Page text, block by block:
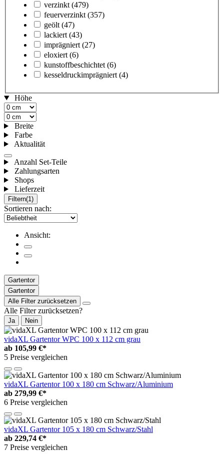
verzinkt (479)
feuerverzinkt (357)
geölt (47)
lackiert (43)
imprägniert (27)
eloxiert (6)
kunstoffbeschichtet (6)
kesseldruckimprägniert (4)
Höhe
Breite
Farbe
Aktualität
Anzahl Set-Teile
Zahlungsarten
Shops
Lieferzeit
Filtern(1)
Sortieren nach:
Ansicht:
Gartentor
Gartentor
Alle Filter zurücksetzen
Alle Filter zurücksetzen?
Ja Nein
vidaXL Gartentor WPC 100 x 112 cm grau
ab 105,99 €*
5 Preise vergleichen
vidaXL Gartentor 100 x 180 cm Schwarz/Aluminium
ab 279,99 €*
6 Preise vergleichen
vidaXL Gartentor 105 x 180 cm Schwarz/Stahl
ab 229,74 €*
7 Preise vergleichen